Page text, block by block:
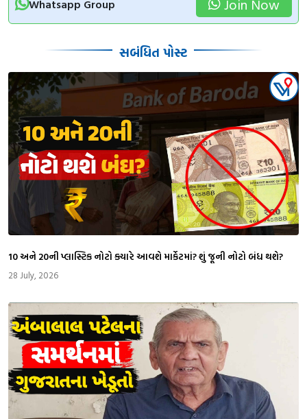
Whatsapp Group
સબંધિત પોસ્ટ
₹10 અને ₹20ની પ્લાસ્ટિક નોટો ક્યારે આવશે માર્કેટમાં? શું જૂની નોટો બંધ થશે?
28 July, 2026